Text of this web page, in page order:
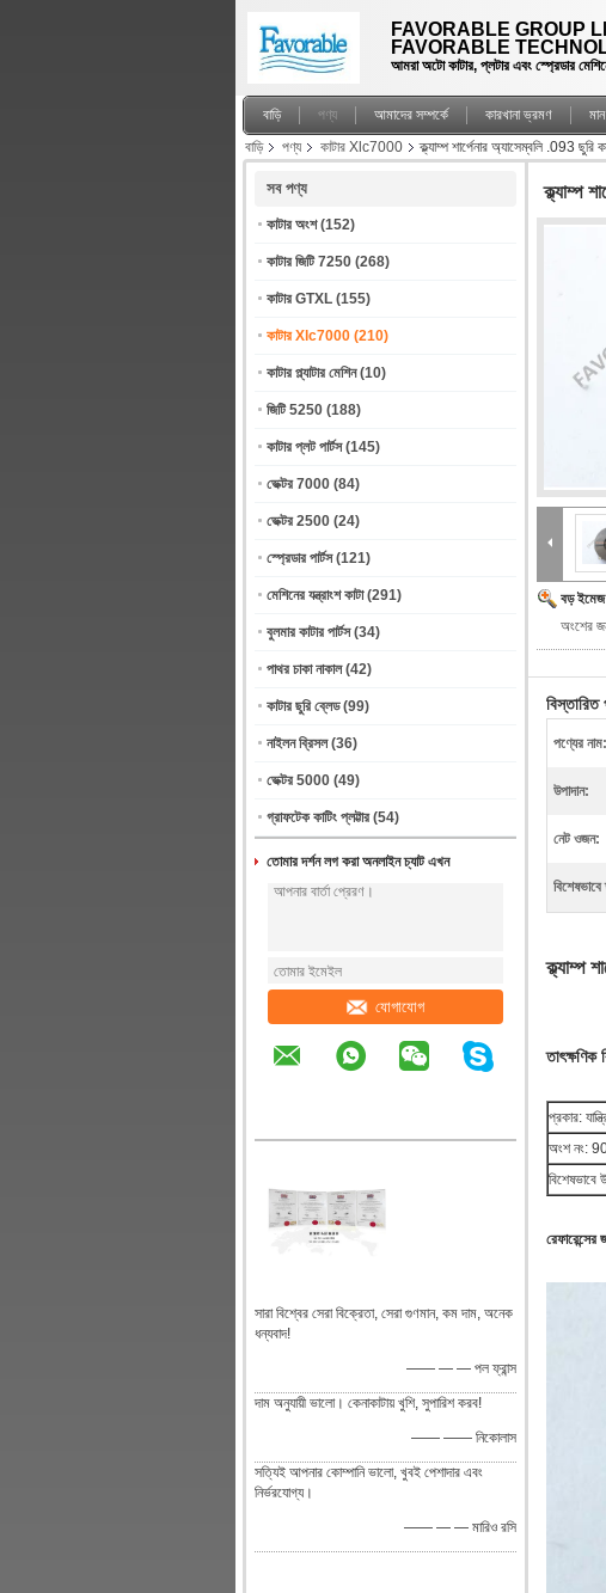
FAVORABLE GROUP
FAVORABLE
আমরা অটো কাটার, প্লটার এবং স্প্রেডার
বাড়ি পণ্য আমাদের সম্পর্কে কারখানা ভ্রমণ
বাড়ি
পণ্য কাটার Xlc7000 ক্ল্যাম্প শার্পেনার অ্যাসেম্বলি
সব পণ্য
কাটার অংশ (152)
কাটার জিটি 7250 (268)
কাটার GTXL (155)
কাটার Xlc7000 (210)
কাটার প্ল্যাটার মেশিন (10)
জিটি 5250 (188)
কাটার প্লট পার্টস (145)
ভেক্টর 7000 (84)
ভেক্টর 2500 (24)
স্প্রেডার পার্টস (121)
মেশিনের যন্ত্রাংশ কাটা (291)
বুলমার কাটার পার্টস (34)
পাথর চাকা নাকাল (42)
কাটার ছুরি ব্লেড (99)
নাইলন ব্রিসল (36)
ভেক্টর 5000 (49)
গ্রাফটেক কাটিং প্লট্টার (54)
তোমার দর্শন লগ করা অনলাইন চ্যাট এখন
যোগাযোগ
সারা বিশ্বের সেরা বিক্রেতা, সেরা গুণমান, কম দাম, অনেক
ধন্যবাদ!
—— — — পল ফ্রান্স
দাম অনুযায়ী ভালো। কেনাকাটায় খুশি, সুপারিশ করব!
—— —— নিকোলাস
সত্যিই আপনার কোম্পানি ভালো, খুবই পেশাদার এবং
নির্ভরযোগ্য।
—— — — মারিও রসি
ক্ল্যাম্প
বড়
অংশের
বিস্তারিত
পণ্যের নাম:
উপাদান:
নেট ওজন:
ক্ল্যাম্প
তাৎক্ষণিক
প্রকার:
অংশ নং: